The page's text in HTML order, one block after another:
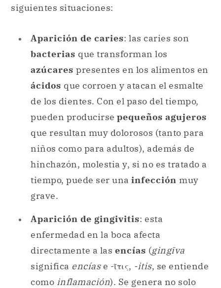
siguientes situaciones:
Aparición de caries: las caries son
bacterias que transforman los
azúcares presentes en los alimentos en
ácidos que corroen y atacan el esmalte
de los dientes. Con el paso del tiempo,
pueden producirse pequeños agujeros
que resultan muy dolorosos (tanto para
niños como para adultos), además de
hinchazón, molestia y, si no es tratado a
tiempo, puede ser una infección muy
grave.
Aparición de gingivitis: esta
enfermedad en la boca afecta
directamente a las encías (gingīva
significa encíase -ῖτις, -itis, se entiende
como inflamación). Se genera no solo